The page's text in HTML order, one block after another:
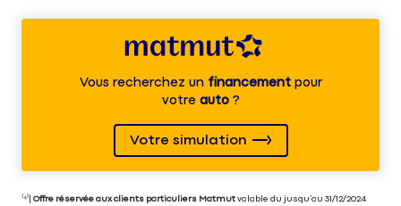
Vous recherchez unfinancementpour
votre auto?
Votre simulation
⁽⁴⁾| Offre réservée aux clients particuliers Matmut valable du jusqu’au 31/12/2024